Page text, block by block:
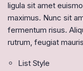
ligula sit amet
maximus. Nunc sit
fermentum risus.
rutrum, feugiat
List Style